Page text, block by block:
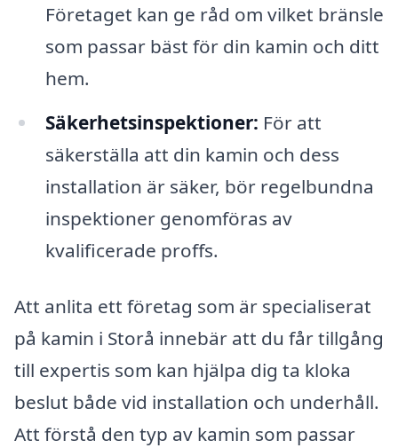
Företaget kan ge råd om vilket bränsle
som passar bäst för din kamin och ditt
hem.
Säkerhetsinspektioner: För att
säkerställa att din kamin och dess
installation är säker, bör regelbundna
inspektioner genomföras av
kvalificerade proffs.
Att anlita ett företag som är specialiserat
på kamin i Storå innebär att du får tillgång
till expertis som kan hjälpa dig ta kloka
beslut både vid installation och underhåll.
Att förstå den typ av kamin som passar